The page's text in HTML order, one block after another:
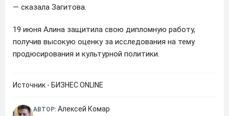
— сказала Загитова.
19 июня Алина защитила свою дипломную работу,
получив высокую оценку за исследования на тему
продюсирования и культурной политики.
Источник - БИЗНЕС ONLINE
АВТОР: Алексей Комар